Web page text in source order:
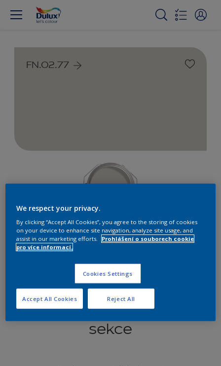
FN.02.77
Najít výrobek v tomto odstínu
Koordinovat barevné
sekce
We respect your privacy.
By clicking “Accept All Cookies”, you agree to the storing of cookies
on your device to enhance site navigation, analyze site usage, and
assist in our marketing efforts.
Prohlášení o souborech cookie
pro více informací.
Cookies Settings
Reject All
Accept All Cookies